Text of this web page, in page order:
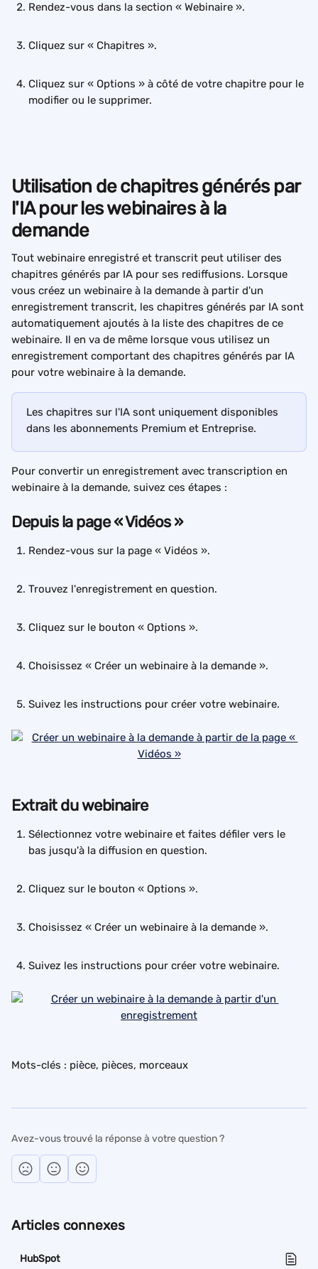
Rendez-vous dans la section « Webinaire ».
Cliquez sur « Chapitres ».
Cliquez sur « Options » à côté de votre chapitre pour le
modifier ou le supprimer.
Utilisation de chapitres générés par
l'IA pour les webinaires à la
demande
Tout webinaire enregistré et transcrit peut utiliser des
chapitres générés par IA pour ses rediffusions. Lorsque
vous créez un webinaire à la demande à partir d'un
enregistrement transcrit, les chapitres générés par IA sont
automatiquement ajoutés à la liste des chapitres de ce
webinaire. Il en va de même lorsque vous utilisez un
enregistrement comportant des chapitres générés par IA
pour votre webinaire à la demande.
Les chapitres sur l'IA sont uniquement disponibles
dans les abonnements Premium et Entreprise.
Pour convertir un enregistrement avec transcription en
webinaire à la demande, suivez ces étapes :
Depuis la page « Vidéos »
Rendez-vous sur la page « Vidéos ».
Trouvez l'enregistrement en question.
Cliquez sur le bouton « Options ».
Choisissez « Créer un webinaire à la demande ».
Suivez les instructions pour créer votre webinaire.
Extrait du webinaire
Sélectionnez votre webinaire et faites défiler vers le
bas jusqu'à la diffusion en question.
Cliquez sur le bouton « Options ».
Choisissez « Créer un webinaire à la demande ».
Suivez les instructions pour créer votre webinaire.
Mots-clés : pièce, pièces, morceaux
Avez-vous trouvé la réponse à votre question ?
Articles connexes
HubSpot